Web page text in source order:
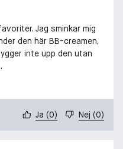
Jag sminkar mig
den här BB-creamen,
inte upp den utan
Ja (0) Nej (0)